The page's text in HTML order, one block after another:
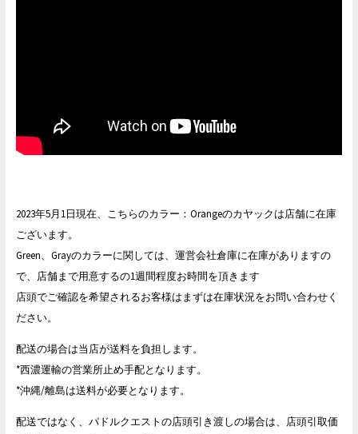
2023年5月1日現在、こちらのカラー：Orangeのカヤックは店舗に在庫
ございます。
Green、Grayのカラーに関しては、運営会社倉庫に在庫がありますの
で、店舗まで用意するの1週間程度お時間を頂きます
店頭でご確認を希望されるお客様はまずは在庫状況をお問い合わせく
ださい。
配送の場合は当店が送料を負担します。
*西濃運輸の営業所止め手配となります。
*沖縄/離島は送料が必要となります。
配送ではなく、パドルクエストの店頭引き渡しの場合は、店頭引取価